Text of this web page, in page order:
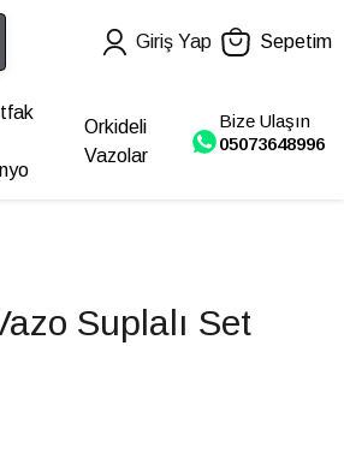
Giriş Yap Sepetim
Orkideli
Vazolar
Bize Ulaşın
05073648996
Suplalı Set